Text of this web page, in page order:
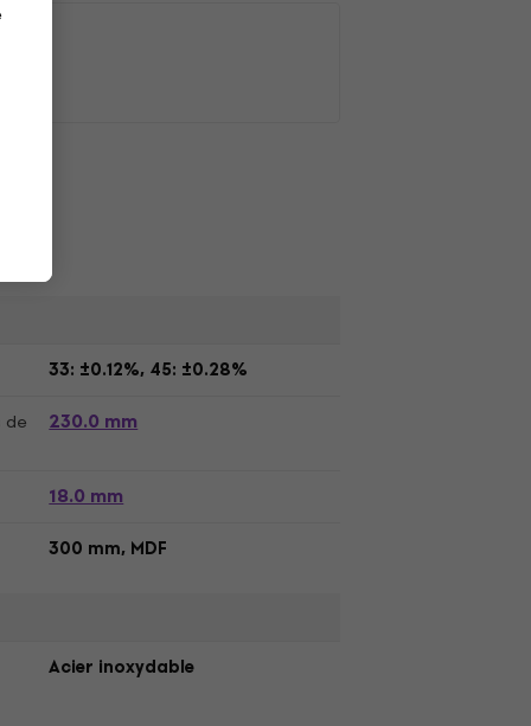
33: ±0.12%, 45: ±0.28%
de
230.0 mm
18.0 mm
300 mm, MDF
Acier inoxydable